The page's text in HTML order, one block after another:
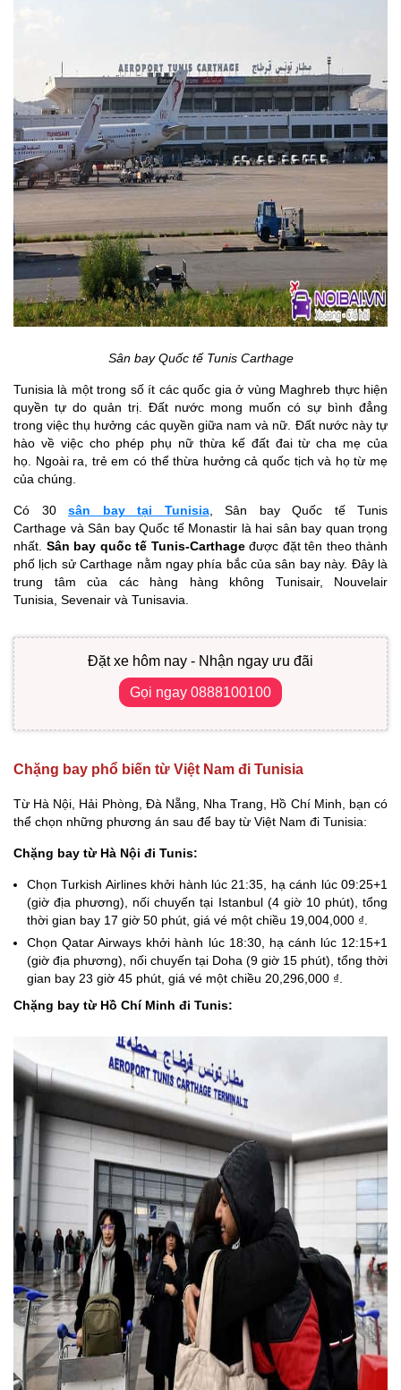
Sân bay Quốc tế Tunis Carthage
Tunisia là một trong số ít các quốc gia ở vùng Maghreb thực hiện
quyền tự do quản trị. Đất nước mong muốn có sự bình đẳng
trong việc thụ hưởng các quyền giữa nam và nữ. Đất nước này tự
hào về việc cho phép phụ nữ thừa kế đất đai từ cha mẹ của
họ. Ngoài ra, trẻ em có thể thừa hưởng cả quốc tịch và họ từ mẹ
của chúng.
Có 30 sân bay tại Tunisia, Sân bay Quốc tế Tunis
Carthage và Sân bay Quốc tế Monastir là hai sân bay quan trọng
nhất. Sân bay quốc tế Tunis-Carthageđược đặt tên theo thành
phố lịch sử Carthage nằm ngay phía bắc của sân bay này. Đây là
trung tâm của các hàng hàng không Tunisair, Nouvelair
Tunisia, Sevenair và Tunisavia.
Đặt xe hôm nay - Nhận ngay ưu đãi
Gọi ngay 0888100100
Chặng bay phổ biến từ Việt Nam đi Tunisia
Từ Hà Nội, Hải Phòng, Đà Nẵng, Nha Trang, Hồ Chí Minh, bạn có
thể chọn những phương án sau để bay từ Việt Nam đi Tunisia:
Chặng bay từ Hà Nội đi Tunis:
Chọn Turkish Airlines khởi hành lúc 21:35, hạ cánh lúc 09:25+1
(giờ địa phương), nối chuyến tại Istanbul (4 giờ 10 phút), tổng
thời gian bay 17 giờ 50 phút, giá vé một chiều 19,004,000 ₫.
Chọn Qatar Airways khởi hành lúc 18:30, hạ cánh lúc 12:15+1
(giờ địa phương), nối chuyến tại Doha (9 giờ 15 phút), tổng thời
gian bay 23 giờ 45 phút, giá vé một chiều 20,296,000 ₫.
Chặng bay từ Hồ Chí Minh đi Tunis: